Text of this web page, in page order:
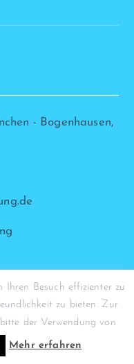
- Bogenhausen,
- 2026
Ihren Besuch effizienter zu
zu bieten. Zur
der Verwendung von
Mehr erfahren